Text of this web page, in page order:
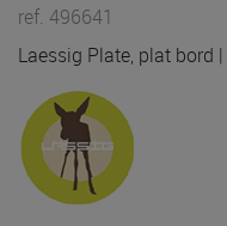
ref. 496641
Laessig Plate, plat bord